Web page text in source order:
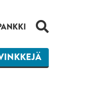
HAKU